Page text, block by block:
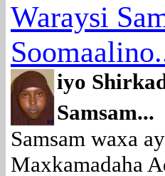
Waraysi
iyo
Samsam...
Samsam waxa
Maxkamadaha